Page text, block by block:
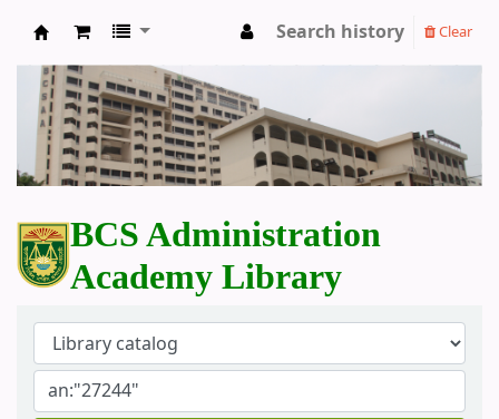
BCS Administration Academy Library
Search history Clear
BCS Administration
Academy Library